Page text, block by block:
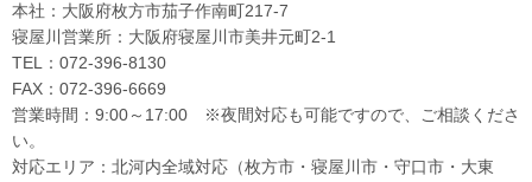
本社：大阪府枚方市茄子作南町217-7
寝屋川営業所：大阪府寝屋川市美井元町2-1
TEL：072-396-8130
FAX：072-396-6669
営業時間：9:00～17:00 ※夜間対応も可能ですので、ご相談くださ
い。
対応エリア：北河内全域対応（枚方市・寝屋川市・守口市・大東